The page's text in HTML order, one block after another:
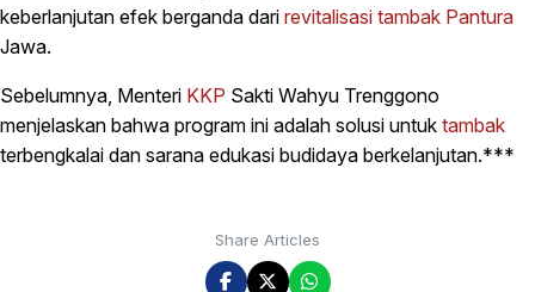
keberlanjutan efek berganda dari revitalisasi tambak Pantura
Jawa.
Sebelumnya, Menteri KKP Sakti Wahyu Trenggono
menjelaskan bahwa program ini adalah solusi untuk tambak
terbengkalai dan sarana edukasi budidaya berkelanjutan.***
Share Articles